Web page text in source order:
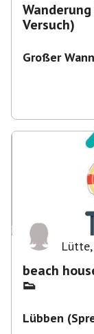
Versuch)
Großer
Lütte,
beach
👟
Lübben